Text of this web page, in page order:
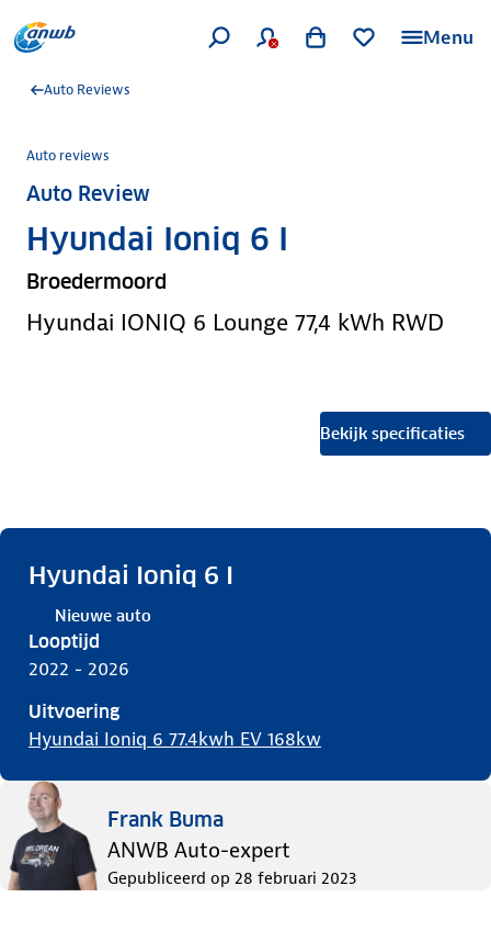
Menu
Auto Reviews
Auto reviews
Auto Review
Hyundai Ioniq 6 I
Broedermoord
Hyundai IONIQ 6 Lounge 77,4 kWh RWD
Bekijk specificaties
Hyundai Ioniq 6 I
Nieuwe auto
Looptijd
2022 - 2026
Uitvoering
Hyundai Ioniq 6 77.4kwh EV 168kw
Frank Buma
ANWB Auto-expert
Gepubliceerd op 28 februari 2023